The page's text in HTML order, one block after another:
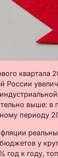
квартала
России
выше:
периоду
у
год к году,